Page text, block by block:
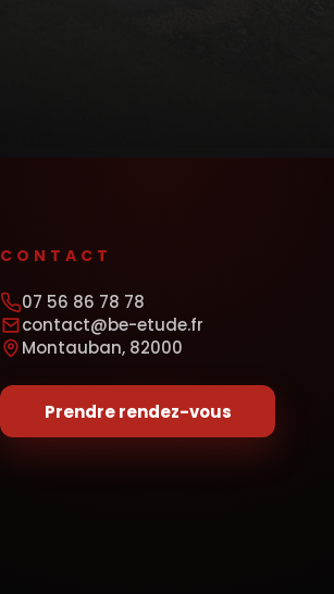
CONTACT
07 56 86 78 78
contact@be-etude.fr
Montauban, 82000
Prendre rendez-vous